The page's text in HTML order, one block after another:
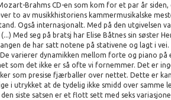
Brahms CD-en som kom for et par år
to av musikkhistoriens kammermusikalske
Også internasjonalt. Med på den utgivelsen
Med seg på bratsj har Elise Båtnes sin søster
de har satt notene på stativene og lagt i vei.
varierer dynamikken mellom forte og piano på
som det ikke er så ofte vi fornemmer. Det er
som presise fjærballer over nettet. Dette er
i utrykket at de tydelig ikke smidd over samme
siste satsen er et flott sett med seks